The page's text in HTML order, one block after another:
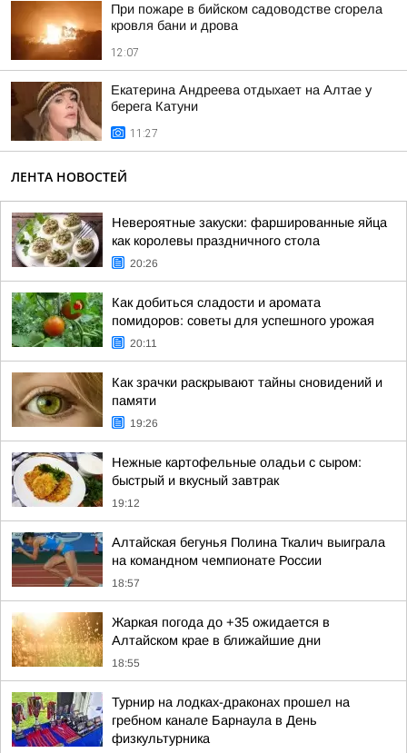
При пожаре в бийском садоводстве сгорела
кровля бани и дрова
12:07
Екатерина Андреева отдыхает на Алтае у
берега Катуни
11:27
ЛЕНТА НОВОСТЕЙ
Невероятные закуски: фаршированные яйца
как королевы праздничного стола
20:26
Как добиться сладости и аромата
помидоров: советы для успешного урожая
20:11
Как зрачки раскрывают тайны сновидений и
памяти
19:26
Нежные картофельные оладьи с сыром:
быстрый и вкусный завтрак
19:12
Алтайская бегунья Полина Ткалич выиграла
на командном чемпионате России
18:57
Жаркая погода до +35 ожидается в
Алтайском крае в ближайшие дни
18:55
Турнир на лодках-драконах прошел на
гребном канале Барнаула в День
физкультурника